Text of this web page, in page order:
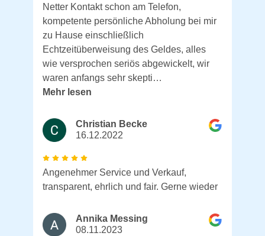
Netter Kontakt schon am Telefon,
kompetente persönliche Abholung bei mir
zu Hause einschließlich
Echtzeitüberweisung des Geldes, alles
wie versprochen seriös abgewickelt, wir
waren anfangs sehr skepti…
Mehr lesen
Christian Becke
16.12.2022
Angenehmer Service und Verkauf,
transparent, ehrlich und fair. Gerne wieder
Annika Messing
08.11.2023